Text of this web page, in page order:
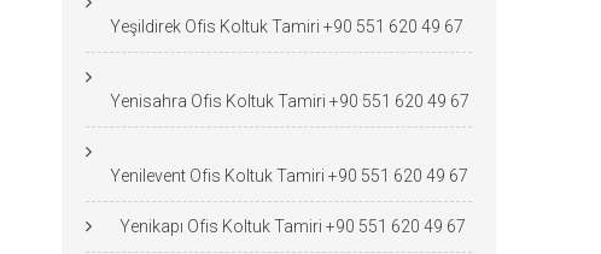
Yeşildirek Ofis Koltuk Tamiri +90 551 620 49 67
Yenisahra Ofis Koltuk Tamiri +90 551 620 49 67
Yenilevent Ofis Koltuk Tamiri +90 551 620 49 67
Yenikapı Ofis Koltuk Tamiri +90 551 620 49 67